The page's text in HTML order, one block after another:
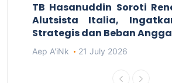
TB Hasanuddin Soroti
Alutsista Italia,
Strategis dan Beban
Aep A'iNk 21 July 2026